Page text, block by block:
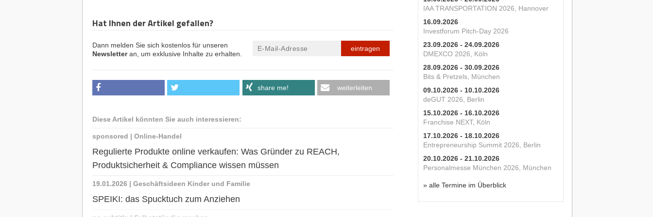
IAA TRANSPORTATION 2026, Hannover
16.09.2026
Investforum Pitch-Day 2026
23.09.2026 - 24.09.2026
DMEXCO 2026, Köln
28.09.2026 - 30.09.2026
Bits & Pretzels, München
09.10.2026 - 10.10.2026
deGUT 2026, Berlin
15.10.2026 - 16.10.2026
Franchise NEXT, Köln
17.10.2026 - 18.10.2026
Entrepreneurship Summit 2026, Berlin
20.10.2026 - 21.10.2026
Personalmesse München 2026, München
» alle Termine im Überblick
Hat Ihnen der Artikel gefallen?
Dann melden Sie sich kostenlos für unseren
Newsletteran, um exklusive Inhalte zu erhalten.
eintragen
share me! weiterleiten
Diese Artikel könnten Sie auch interessieren:
sponsored | Online-Handel
Regulierte Produkte online verkaufen: Was Gründer zu REACH,
Produktsicherheit & Compliance wissen müssen
19.01.2026 | Geschäftsideen Kinder und Familie
SPEIKI: das Spucktuch zum Anziehen